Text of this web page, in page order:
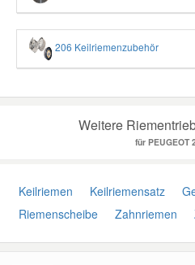
206 Keilriemenzubehör
Weitere
für PEUGEOT
Keilriemen Keilriemensatz
Riemenscheibe
Zahnriemen